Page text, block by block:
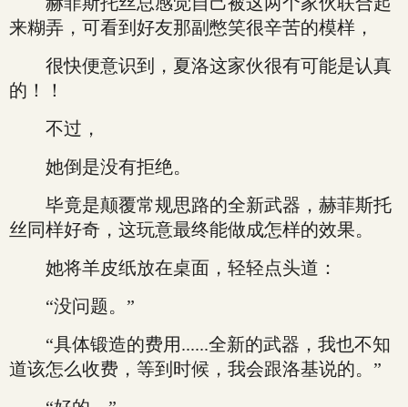
来糊弄，可看到好友那副憋笑很辛苦的模样，
很快便意识到，夏洛这家伙很有可能是认真
的！！
不过，
她倒是没有拒绝。
毕竟是颠覆常规思路的全新武器，赫菲斯托
丝同样好奇，这玩意最终能做成怎样的效果。
她将羊皮纸放在桌面，轻轻点头道：
“没问题。”
“具体锻造的费用......全新的武器，我也不知
道该怎么收费，等到时候，我会跟洛基说的。”